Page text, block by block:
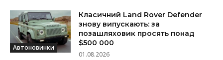
Автоновинки
Класичний Land Rover Defender
знову випускають: за
позашляховик просять понад
$500 000
01.08.2026